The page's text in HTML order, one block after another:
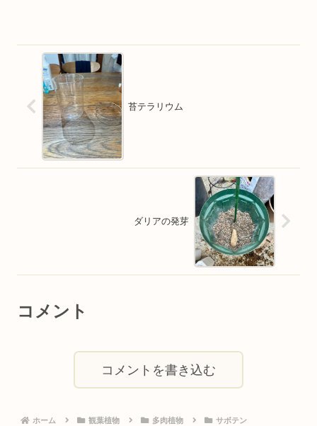
苔テラリウム
ダリアの発芽
コメント
コメントを書き込む
ホーム 観葉植物 多肉植物 サボテン